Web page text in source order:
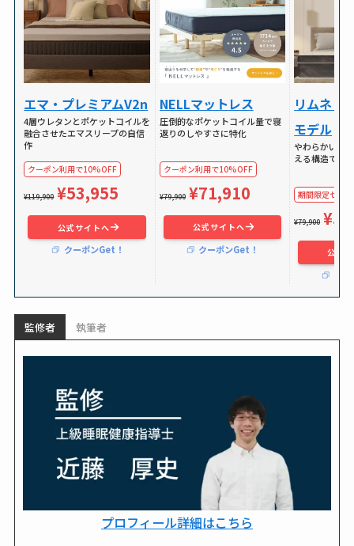
エマ・プレミアムV2n
4層ウレタンとポケットコイルを
融合させたエマスリープの自信
作
クーポン利用で10%OFF
¥119,900 ¥53,955
公式サイトへ
クーポンGet！
NELLマットレス
圧倒的なポケットコイル量で寝
返りのしやすさに特化
クーポン利用で10%OFF
¥79,900 ¥71,910
公式サイトへ
クーポンGet！
リムネリ
モデル
やわらかい独
える構造で体
期間限定セー
¥79,900
公式
監修者 執筆者
プロフィール詳細はこちら